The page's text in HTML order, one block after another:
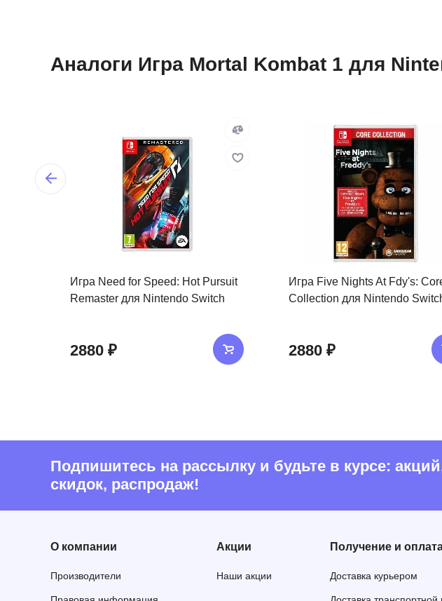
Аналоги Игра Mortal Kombat 1 для
Игра Need for Speed: Hot Pursuit
Remaster для Nintendo Switch
2880 ₽
Игра Five Nights At Fdy's:
Collection для Nintendo
2880 ₽
Подпишитесь на рассылку и будьте в курсе:
скидок, распродаж!
О компании
Производители
Акции
Наши акции
Получение и
Доставка курьером